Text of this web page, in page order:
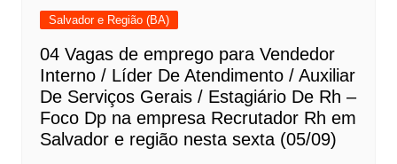
Salvador e Região (BA)
04 Vagas de emprego para Vendedor
Interno / Líder De Atendimento / Auxiliar
De Serviços Gerais / Estagiário De Rh –
Foco Dp na empresa Recrutador Rh em
Salvador e região nesta sexta (05/09)